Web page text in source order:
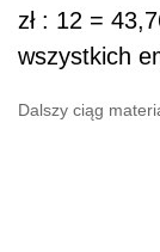
zł : 12 =
wszystkich
Dalszy ciąg